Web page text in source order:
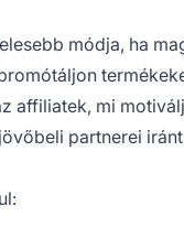
módja, ha
affiliatek, mi
partnerei